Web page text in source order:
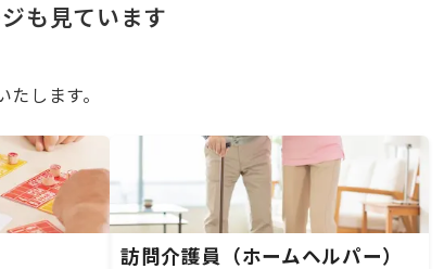
も見ています
します。
訪問介護員（ホームヘルパー）